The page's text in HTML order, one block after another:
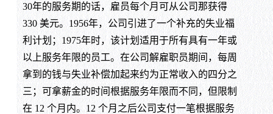
30年的服务期的话，雇员每个月可从公司那获得
330 美元。1956年，公司引进了一个补充的失业福
利计划；1975年时，该计划适用于所有具有一年或
以上服务年限的员工。在公司解雇职员期间，每周
拿到的钱与失业补偿加起来约为正常收入的四分之
三；可拿薪金的时间根据服务年限而不同，但限制
在 12 个月内。12 个月之后公司支付一笔根据服务